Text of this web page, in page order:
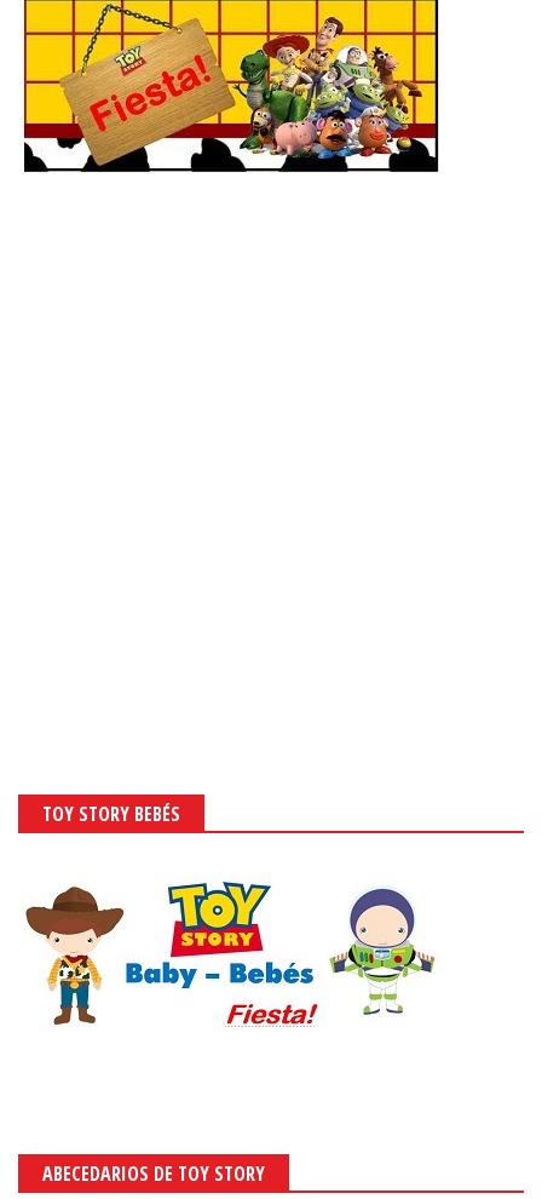
TOY STORY BEBÉS
ABECEDARIOS DE TOY STORY